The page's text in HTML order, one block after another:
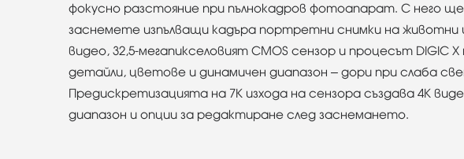
фокусно разстояние при пълнокадров фотоапарат. С него
заснемете изпълващи кадъра портретни снимки на животни
видео, 32,5-мегапикселовият CMOS сензор и процесът
детайли, цветове и динамичен диапазон – дори при слаба
Предискретизацията на 7K изхода на сензора създава 4K
диапазон и опции за редактиране след заснемането.